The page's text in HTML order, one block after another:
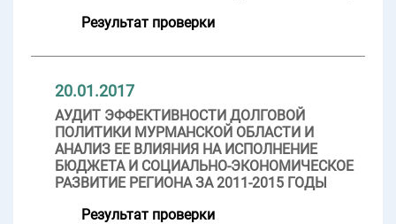
Результат проверки
20.01.2017
АУДИТ ЭФФЕКТИВНОСТИ ДОЛГОВОЙ
ПОЛИТИКИ МУРМАНСКОЙ ОБЛАСТИ И
АНАЛИЗ ЕЕ ВЛИЯНИЯ НА ИСПОЛНЕНИЕ
БЮДЖЕТА И СОЦИАЛЬНО-ЭКОНОМИЧЕСКОЕ
РАЗВИТИЕ РЕГИОНА ЗА 2011-2015 ГОДЫ
Результат проверки